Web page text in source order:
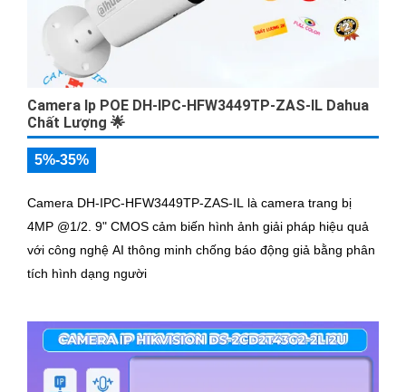
Camera Ip POE DH-IPC-HFW3449TP-ZAS-IL Dahua
Chất Lượng 🌟
5%-35%
Camera DH-IPC-HFW3449TP-ZAS-IL là camera trang bị
4MP @1/2. 9" CMOS cảm biến hình ảnh giải pháp hiệu quả
với công nghệ AI thông minh chống báo động giả bằng phân
tích hình dạng người